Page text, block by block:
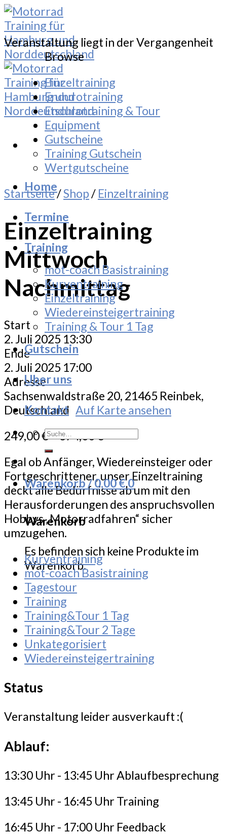
Skip
to
content
Home
Termine
Training
mot-coach Basistraining
Kurventraining
Einzeltraining
Wiedereinsteigertraining
Training & Tour 1 Tag
Gutschein
Uber uns
Kontakt
Suche
Warenkorb /0,00€0
Warenkorb
Es befinden sich keine Produkte im
Warenkorb.
Veranstaltung liegt in der Vergangenheit
Startseite/Shop/ Einzeltraining
Einzeltraining
Mittwoch
Nachmittag
Start
2. Juli 2025 13:30
Ende
2. Juli 2025 17:00
Adresse
Sachsenwaldstraße 20, 21465 Reinbek,
Deutschland Auf Karte ansehen
249,00€–374,00€
Egal ob Anfänger, Wiedereinsteiger oder
Fortgeschrittener, unser Einzeltraining
deckt alle Bedürfnisse ab um mit den
Herausforderungen des anspruchsvollen
Hobbys „Motorradfahren“ sicher
umzugehen.
Browse
Einzeltraining
Endurotraining
Endurotraining & Tour
Equipment
Gutscheine
Training Gutschein
Wertgutscheine
Kurventraining
mot-coach Basistraining
Tagestour
Training
Training&Tour 1 Tag
Training&Tour 2 Tage
Unkategorisiert
Wiedereinsteigertraining
Status
Veranstaltung leider ausverkauft :(
Ablauf:
13:30 Uhr - 13:45 Uhr Ablaufbesprechung
13:45 Uhr - 16:45 Uhr Training
16:45 Uhr - 17:00 Uhr Feedback